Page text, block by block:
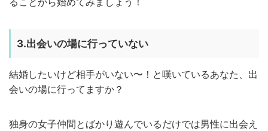
3.出会いの場に行っていない
結婚したいけど相手がいない〜！と嘆いているあなた、出
会いの場に行ってますか？
独身の女子仲間とばかり遊んでいるだけでは男性に出会え